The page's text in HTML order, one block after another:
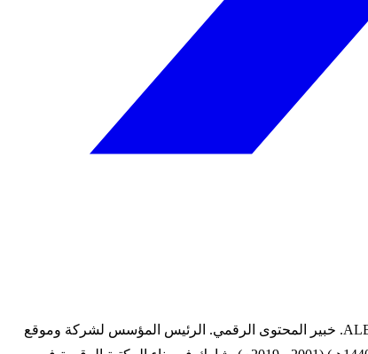
(1386 - ...) (1967 - ...) شريف عادل مراد. طالب دكتوراه، حاصل على ماجستير في (التراث وعلوم المخطوط وتحقيق النصوص) من الألكسو ALECSO. خبير المحتوى الرقمي. الرئيس المؤسس لشركة وموقع